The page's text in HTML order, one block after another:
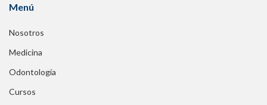
Menú
Nosotros
Medicina
Odontología
Cursos